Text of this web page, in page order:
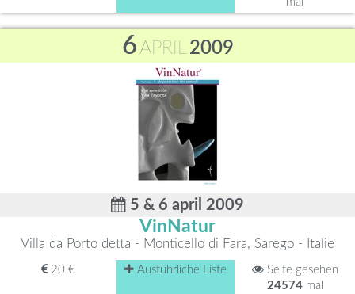
6APRIL2009
5 & 6 april 2009
VinNatur
Villa da Porto detta - Monticello di Fara, Sarego - Italie
20 € Ausführliche Liste
Seite gesehen
24574mal